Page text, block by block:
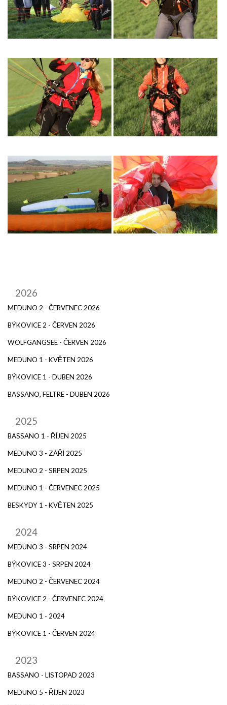
2026
MEDUNO 2 - ČERVENEC 2026
BÝKOVICE 2 - ČERVEN 2026
WOLFGANGSEE - ČERVEN 2026
MEDUNO 1 - KVĚTEN 2026
BÝKOVICE 1 - DUBEN 2026
BASSANO, FELTRE - DUBEN 2026
2025
BASSANO 1 - ŘÍJEN 2025
MEDUNO 3 - ZÁŘÍ 2025
MEDUNO 2 - SRPEN 2025
MEDUNO 1 - ČERVENEC 2025
BESKYDY 1 - KVĚTEN 2025
2024
MEDUNO 3 - SRPEN 2024
BÝKOVICE 3 - SRPEN 2024
MEDUNO 2 - ČERVENEC 2024
BÝKOVICE 2 - ČERVENEC 2024
MEDUNO 1 - 2024
BÝKOVICE 1 - ČERVEN 2024
2023
BASSANO - LISTOPAD 2023
MEDUNO 5 - ŘÍJEN 2023